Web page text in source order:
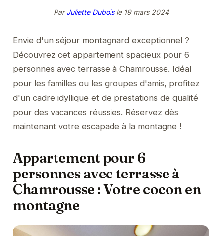
ParJuliette Duboisle 19 mars 2024
Envie d'un séjour montagnard exceptionnel ?
Découvrez cet appartement spacieux pour 6
personnes avec terrasse à Chamrousse. Idéal
pour les familles ou les groupes d'amis, profitez
d'un cadre idyllique et de prestations de qualité
pour des vacances réussies. Réservez dès
maintenant votre escapade à la montagne !
Appartement pour 6
personnes avec terrasse à
Chamrousse : Votre cocon en
montagne